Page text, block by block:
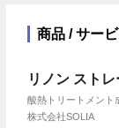
商品 / サー
リノン スト
酸熱トリートメン
株式会社SOLIA